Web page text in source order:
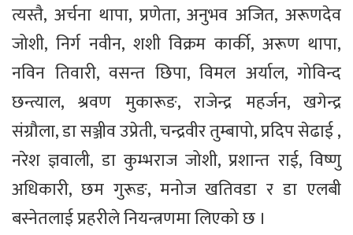
त्यस्तै, अर्चना थापा, प्रणेता, अनुभव अजित, अरूणदेव
जोशी, निर्ग नवीन, शशी विक्रम कार्की, अरूण थापा,
नविन तिवारी, वसन्त छिपा, विमल अर्याल, गोविन्द
छन्त्याल, श्रवण मुकारूङ, राजेन्द्र महर्जन, खगेन्द्र
संग्रौला, डा सञ्जीव उप्रेती, चन्द्रवीर तुम्बापो, प्रदिप सेढाई ,
नरेश ज्ञवाली, डा कुम्भराज जोशी, प्रशान्त राई, विष्णु
अधिकारी, छम गुरूङ, मनोज खतिवडा र डा एलबी
बस्नेतलाई प्रहरीले नियन्त्रणमा लिएको छ ।